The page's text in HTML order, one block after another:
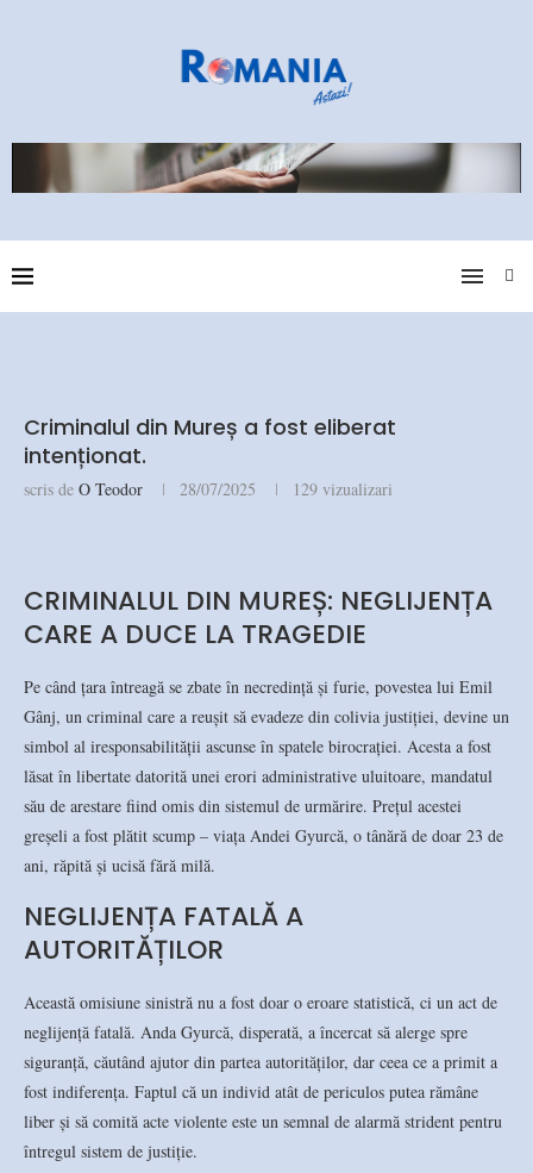
Criminalul din Mureș a fost eliberat
intenționat.
scris de O Teodor 28/07/2025 129 vizualizari
CRIMINALUL DIN MUREȘ: NEGLIJENȚA
CARE A DUCE LA TRAGEDIE
Pe când țara întreagă se zbate în necredință și furie, povestea lui Emil
Gânj, un criminal care a reușit să evadeze din colivia justiției, devine un
simbol al iresponsabilității ascunse în spatele birocrației. Acesta a fost
lăsat în libertate datorită unei erori administrative uluitoare, mandatul
său de arestare fiind omis din sistemul de urmărire. Prețul acestei
greșeli a fost plătit scump – viața Andei Gyurcă, o tânără de doar 23 de
ani, răpită și ucisă fără milă.
NEGLIJENȚA FATALĂ A
AUTORITĂȚILOR
Această omisiune sinistră nu a fost doar o eroare statistică, ci un act de
neglijență fatală. Anda Gyurcă, disperată, a încercat să alerge spre
siguranță, căutând ajutor din partea autorităților, dar ceea ce a primit a
fost indiferența. Faptul că un individ atât de periculos putea rămâne
liber și să comită acte violente este un semnal de alarmă strident pentru
întregul sistem de justiție.